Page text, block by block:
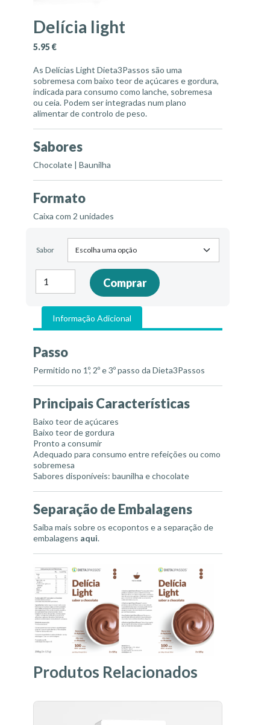
Delícia light
5.95€
As Delícias Light Dieta3Passos são uma
sobremesa com baixo teor de açúcares e gordura,
indicada para consumo como lanche, sobremesa
ou ceia. Podem ser integradas num plano
alimentar de controlo de peso.
Sabores
Chocolate | Baunilha
Formato
Caixa com 2 unidades
Sabor
Delícia
light
Comprar
Informação Adicional
Passo
Permitido no 1º, 2º e 3º passo da Dieta3Passos
Principais Características
Baixo teor de açúcares
Baixo teor de gordura
Pronto a consumir
Adequado para consumo entre refeições ou como
sobremesa
Sabores disponíveis: baunilha e chocolate
Separação de Embalagens
Saiba mais sobre os ecopontos e a separação de
embalagens aqui.
Produtos Relacionados